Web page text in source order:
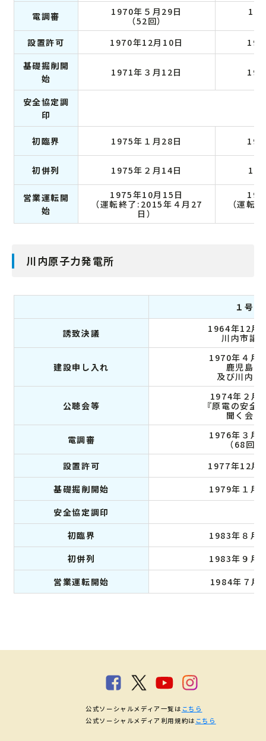
電調審
1970年５月29日
（52回）
設置許可
1970年12月10日
基礎掘削開
始
1971年３月12日
安全協定調
印
初臨界 1975年１月28日
初併列 1975年２月14日
営業運転開
始
1975年10月15日
（運転終了:2015年４月27
日）
（運転
川内原子力発電所
１号
誘致決議
1964年12月
川内市議
建設申し入れ
1970年４月
鹿児島県
及び川内市
公聴会等
1974年２月
『原電の安全
聞く会』
電調審
1976年３月
（68回）
設置許可
1977年12月
基礎掘削開始
1979年１月
安全協定調印
初臨界
1983年８月
初併列
1983年９月
営業運転開始
1984年７月
公式ソーシャルメディア一覧は こちら
公式ソーシャルメディア利用規約は こちら